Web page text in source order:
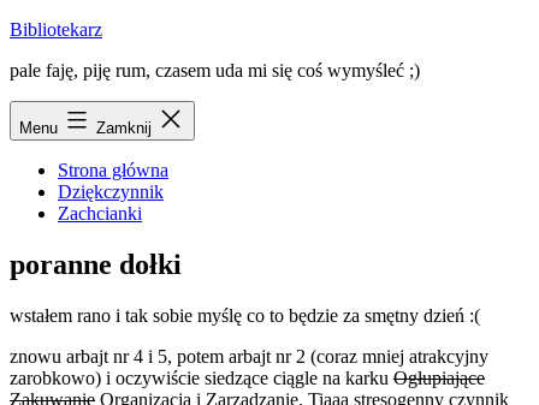
Przejdź
treści
Bibliotekarz
pale faję, piję rum, czasem uda mi się coś wymyśleć ;)
Menu Zamknij
Strona główna
Dziękczynnik
Zachcianki
poranne dołki
wstałem rano i tak sobie myślę co to będzie za smętny dzień :(
znowu arbajt nr 4 i 5, potem arbajt nr 2 (coraz mniej atrakcyjny
zarobkowo) i oczywiście siedzące ciągle na karku Ogłupiające
Zakuwanie Organizacja i Zarządzanie. Tiaaa stresogenny czynnik